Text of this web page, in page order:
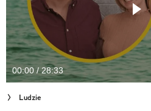
Sklep
Newsletter
Cuda Polski
Wielki Konkurs Fotograficzny
00:00 / 28:33
Ludzie